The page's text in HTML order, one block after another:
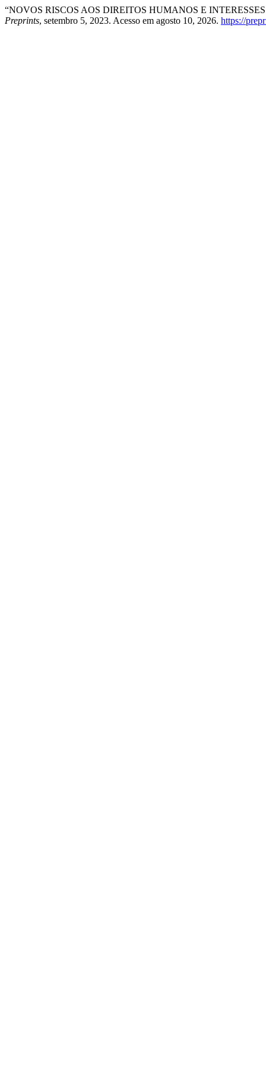
“NOVOS RISCOS AOS DIREITOS HUMANOS E
Preprints, setembro 5, 2023. Acesso em agosto 10, 2026. https://